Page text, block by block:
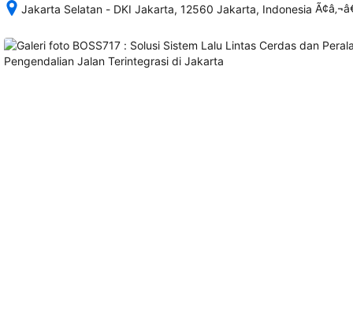
Jakarta Selatan - DKI Jakarta, 12560 Jakarta, Indonesia
memesan,
semua
rincian